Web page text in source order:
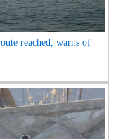
reached, warns of